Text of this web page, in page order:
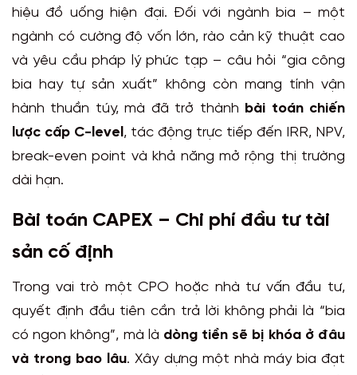
hiệu đồ uống hiện đại. Đối với ngành bia – một
ngành có cường độ vốn lớn, rào cản kỹ thuật cao
và yêu cầu pháp lý phức tạp – câu hỏi “gia công
bia hay tự sản xuất” không còn mang tính vận
hành thuần túy, mà đã trở thành bài toán chiến
lược cấp C-level, tác động trực tiếp đến IRR, NPV,
break-even point và khả năng mở rộng thị trường
dài hạn.
Bài toán CAPEX – Chi phí đầu tư tài
sản cố định
Trong vai trò một CPO hoặc nhà tư vấn đầu tư,
quyết định đầu tiên cần trả lời không phải là “bia
có ngon không”, mà là dòng tiền sẽ bị khóa ở đâu
và trong bao lâu. Xây dựng một nhà máy bia đạt